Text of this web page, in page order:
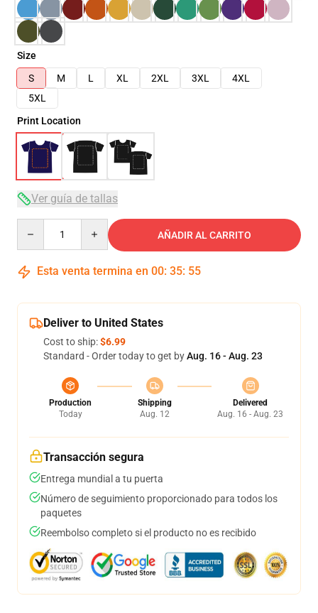
Size
S
M L XL 2XL 3XL
4XL
5XL
Print Location
Ver guía de tallas
AÑADIR AL CARRITO
Esta venta termina en 00: 35: 54
Deliver to United States
Cost to ship:$6.99
Standard - Order today to get byAug. 16 - Aug. 23
Production
Today
Shipping
Aug. 12
Delivered
Aug. 16 - Aug. 23
Transacción segura
Entrega mundial a tu puerta
Número de seguimiento proporcionado para todos los
paquetes
Reembolso completo si el producto no es recibido